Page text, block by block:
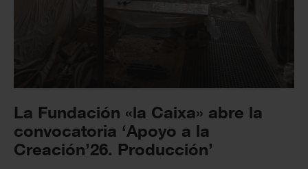
La Fundación «la Caixa» abre la
convocatoria ‘Apoyo a la
Creación’26. Producción’